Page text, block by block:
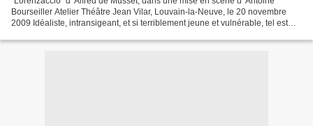
Bourseiller Atelier Théâtre Jean Vilar, Louvain-la-Neuve, le 20 novembre
2009 Idéaliste, intransigeant, et si terriblement jeune et vulnérable, tel est